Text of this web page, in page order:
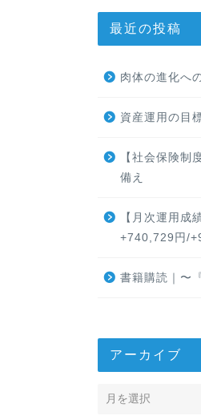
最近の投稿
肉体の進化へ
資産運用の目
【社会保険制
備え
【月次運用成
+740,729円/
書籍購読｜〜
アーカイブ